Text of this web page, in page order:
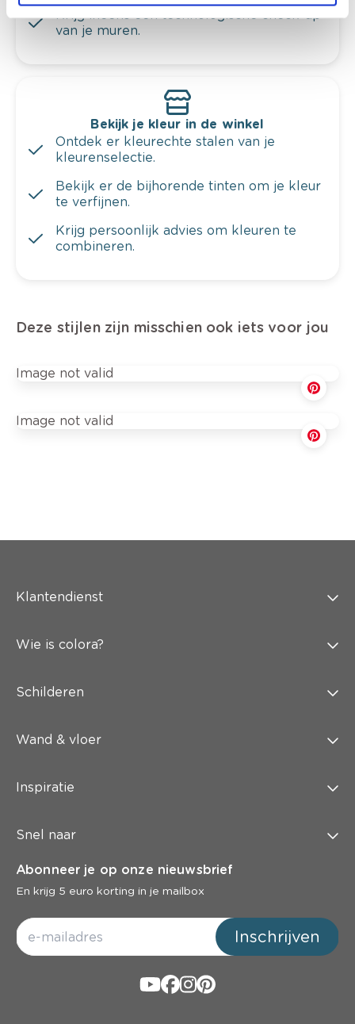
Krijg ineens een technologische check-up
van je muren.
Bekijk je kleur in de winkel
Ontdek er kleurechte stalen van je
kleurenselectie.
Bekijk er de bijhorende tinten om je kleur
te verfijnen.
Krijg persoonlijk advies om kleuren te
combineren.
Deze stijlen zijn misschien ook iets voor jou
Image not valid
Image not valid
Klantendienst
Wie is colora?
Schilderen
Wand & vloer
Inspiratie
Snel naar
Abonneer je op onze nieuwsbrief
En krijg 5 euro korting in je mailbox
Inschrijven